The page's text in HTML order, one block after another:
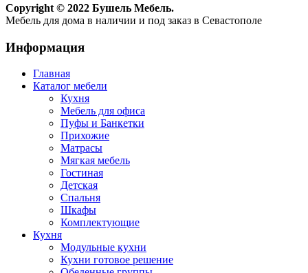
Copyright © 2022 Бушель Мебель.
Мебель для дома в наличии и под заказ в Севастополе
Информация
Главная
Каталог мебели
Кухня
Мебель для офиса
Пуфы и Банкетки
Прихожие
Матрасы
Мягкая мебель
Гостиная
Детская
Спальня
Шкафы
Комплектующие
Кухня
Модульные кухни
Кухни готовое решение